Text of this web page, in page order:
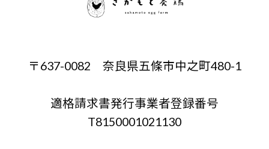
〒637-0082 奈良県五條市中之町480-1
適格請求書発行事業者登録番号
T8150001021130